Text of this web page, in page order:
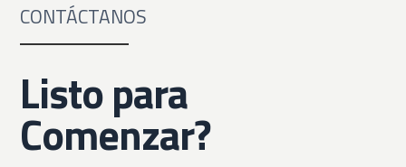
CONTÁCTANOS
Listo para
Comenzar?